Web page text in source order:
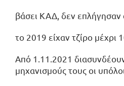
βάσει ΚΑΔ, δεν επλήγησαν
το 2019 είχαν τζίρο μέχρι
Από 1.11.2021
μηχανισμούς τους οι